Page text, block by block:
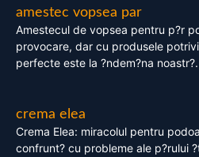
amestec vopsea par
Amestecul de vopsea pentru p?r
provocare, dar cu produsele
perfecte este la ?ndem?na
crema elea
Crema Elea: miracolul pentru
confrunt? cu probleme ale p?rului